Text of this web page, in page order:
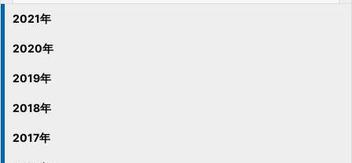
2021年
2020年
2019年
2018年
2017年